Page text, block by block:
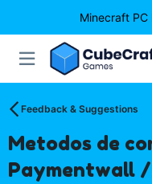
Minecraft PC
Feedback & Suggestions
Metodos de
Paymentwall